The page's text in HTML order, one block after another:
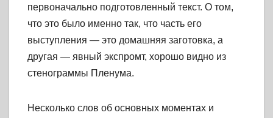
первоначально подготовленный текст. О том,
что это было именно так, что часть его
выступления — это домашняя заготовка, а
другая — явный экспромт, хорошо видно из
стенограммы Пленума.
Несколько слов об основных моментах и